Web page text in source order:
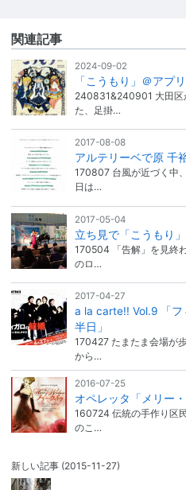
関連記事
2024-09-02
「こうもり」＠アプ
240831&240901 大田区
た、足掛…
2017-08-08
アルテリーベで原 千
170807 台風が近づく中
日は…
2017-05-04
立ち見で「こうもり
170504 「告解」を見終
のロ…
2017-04-27
a la carte!! Vol.9 「フ
半日」
170427 たまたま会場が
から…
2016-07-25
オペレッタ「メリー
160724 伝統の手作り区
のこ…
新しい記事 (2015-11-27)